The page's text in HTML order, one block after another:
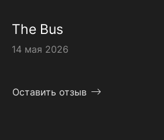
The Bus
14 мая 2026
Оставить отзыв